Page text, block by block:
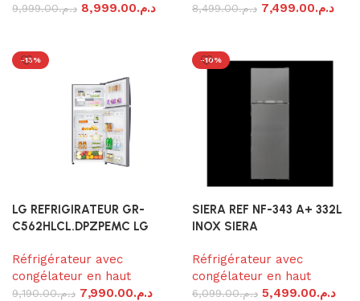
د.م.9,999.00 د.م.8,999.00 د.م.8,499.00 د.م.7,499.00
-13%
LG REFRIGIRATEUR GR-
C562HLCL.DPZPEMC LG
Réfrigérateur avec
congélateur en haut
د.م.9,190.00 د.م.7,990.00
-10%
SIERA REF NF-343 A+ 332L
INOX SIERA
Réfrigérateur avec
congélateur en haut
د.م.6,099.00 د.م.5,499.00